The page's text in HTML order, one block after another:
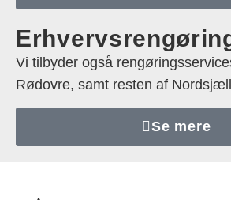
Vi tilbyder også
Rødovre, samt resten af
Se mere